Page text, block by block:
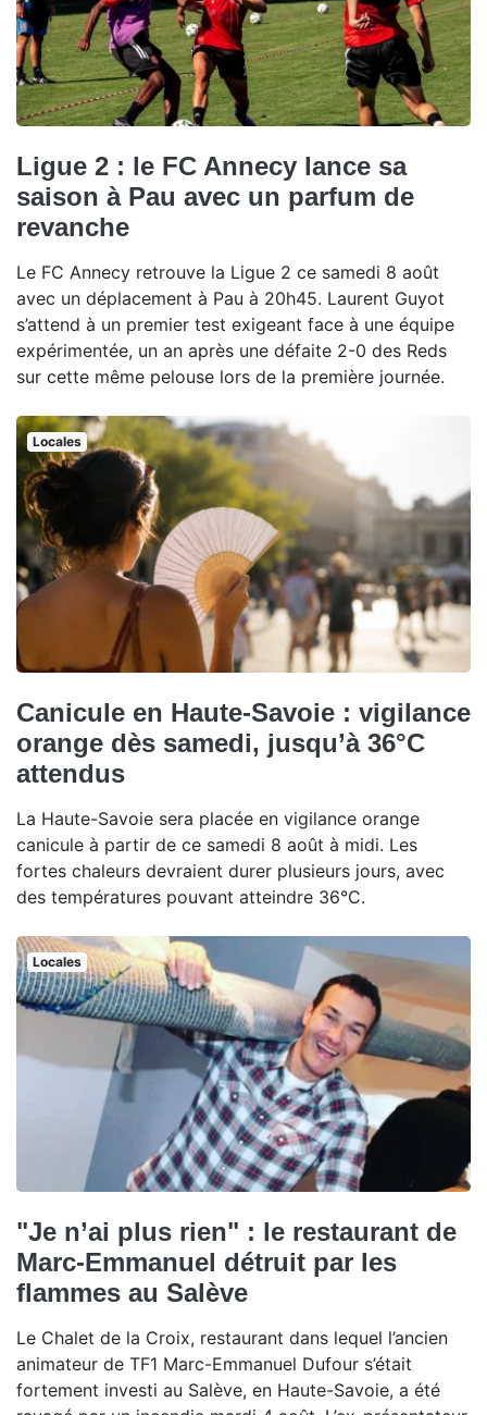
Ligue 2 : le FC Annecy lance sa
saison à Pau avec un parfum de
revanche
Le FC Annecy retrouve la Ligue 2 ce samedi 8 août
avec un déplacement à Pau à 20h45. Laurent Guyot
s’attend à un premier test exigeant face à une équipe
expérimentée, un an après une défaite 2-0 des Reds
sur cette même pelouse lors de la première journée.
Locales
Canicule en Haute-Savoie : vigilance
orange dès samedi, jusqu’à 36°C
attendus
La Haute-Savoie sera placée en vigilance orange
canicule à partir de ce samedi 8 août à midi. Les
fortes chaleurs devraient durer plusieurs jours, avec
des températures pouvant atteindre 36°C.
Locales
"Je n’ai plus rien" : le restaurant de
Marc-Emmanuel détruit par les
flammes au Salève
Le Chalet de la Croix, restaurant dans lequel l’ancien
animateur de TF1 Marc-Emmanuel Dufour s’était
fortement investi au Salève, en Haute-Savoie, a été